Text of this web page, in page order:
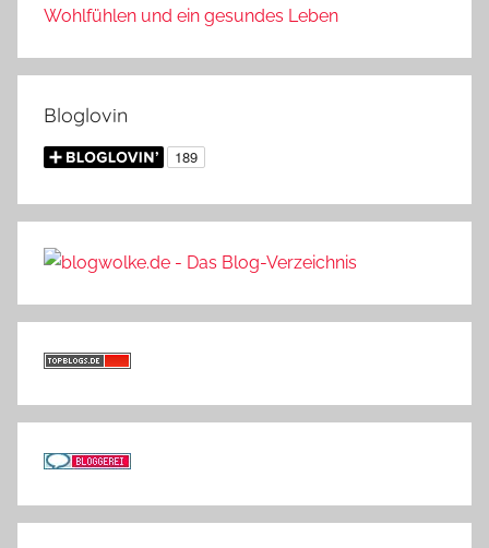
Wohlfühlen und ein gesundes Leben
Bloglovin